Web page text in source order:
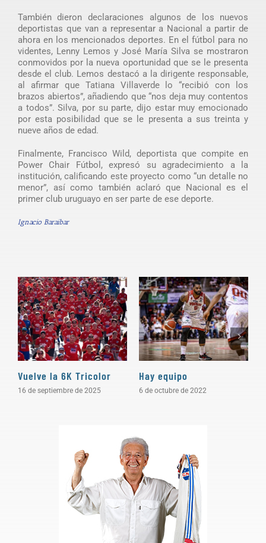
También dieron declaraciones algunos de los nuevos
deportistas que van a representar a Nacional a partir de
ahora en los mencionados deportes. En el fútbol para no
videntes, Lenny Lemos y José María Silva se mostraron
conmovidos por la nueva oportunidad que se le presenta
desde el club. Lemos destacó a la dirigente responsable,
al afirmar que Tatiana Villaverde lo “recibió con los
brazos abiertos”, añadiendo que “nos deja muy contentos
a todos”. Silva, por su parte, dijo estar muy emocionado
por esta posibilidad que se le presenta a sus treinta y
nueve años de edad.
Finalmente, Francisco Wild, deportista que compite en
Power Chair Fútbol, expresó su agradecimiento a la
institución, calificando este proyecto como “un detalle no
menor”, así como también aclaró que Nacional es el
primer club uruguayo en ser parte de ese deporte.
Ignacio Baraibar
Vuelve la 6K Tricolor
16 de septiembre de 2025
Hay equipo
6 de octubre de 2022